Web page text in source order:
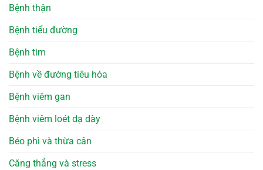
Bệnh thận
Bệnh tiểu đường
Bệnh tim
Bệnh về đường tiêu hóa
Bệnh viêm gan
Bệnh viêm loét dạ dày
Béo phì và thừa cân
Căng thẳng và stress